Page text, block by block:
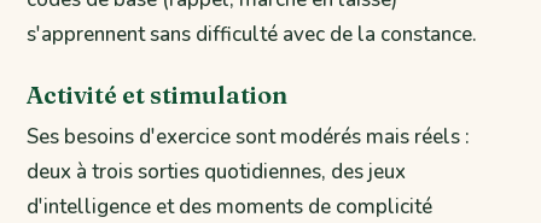
s'apprennent sans difficulté avec de la constance.
Activité et stimulation
Ses besoins d'exercice sont modérés mais réels :
deux à trois sorties quotidiennes, des jeux
d'intelligence et des moments de complicité